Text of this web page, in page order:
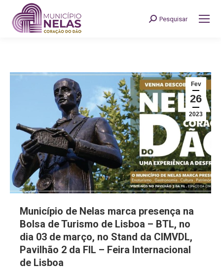
Search:
Pesquisar
Fev
26
2023
Município de Nelas marca presença na
Bolsa de Turismo de Lisboa – BTL, no
dia 03 de março, no Stand da CIMVDL,
Pavilhão 2 da FIL – Feira Internacional
de Lisboa